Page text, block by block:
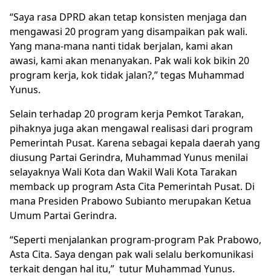
“Saya rasa DPRD akan tetap konsisten menjaga dan
mengawasi 20 program yang disampaikan pak wali.
Yang mana-mana nanti tidak berjalan, kami akan
awasi, kami akan menanyakan. Pak wali kok bikin 20
program kerja, kok tidak jalan?,” tegas Muhammad
Yunus.
Selain terhadap 20 program kerja Pemkot Tarakan,
pihaknya juga akan mengawal realisasi dari program
Pemerintah Pusat. Karena sebagai kepala daerah yang
diusung Partai Gerindra, Muhammad Yunus menilai
selayaknya Wali Kota dan Wakil Wali Kota Tarakan
memback up program Asta Cita Pemerintah Pusat. Di
mana Presiden Prabowo Subianto merupakan Ketua
Umum Partai Gerindra.
“Seperti menjalankan program-program Pak Prabowo,
Asta Cita. Saya dengan pak wali selalu berkomunikasi
terkait dengan hal itu,” tutur Muhammad Yunus.